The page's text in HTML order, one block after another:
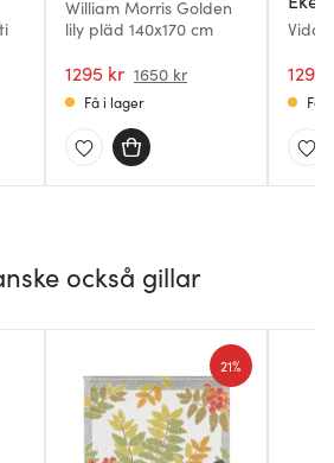
William Morris Golden
lily pläd 140x170 cm
1295 kr 1650 kr
Få i lager
Vida
1295
Få
också gillar
21%